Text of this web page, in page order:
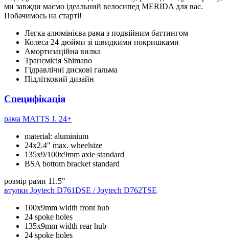
ми завжди маємо ідеальний велосипед MERIDA для вас.
Побачимось на старті!
Легка алюмінієва рама з подвійним баттингом
Колеса 24 дюйми зі швидкими покришками
Амортизаційна вилка
Трансмісія Shimano
Гідравлічні дискові гальма
Підлітковий дизайн
Специфікація
рама MATTS J. 24+
material: aluminium
24x2.4" max. wheelsize
135x9/100x9mm axle standard
BSA bottom bracket standard
розмір рами 11.5"
втулки Joytech D761DSE / Joytech D762TSE
100x9mm width front hub
24 spoke holes
135x9mm width rear hub
24 spoke holes